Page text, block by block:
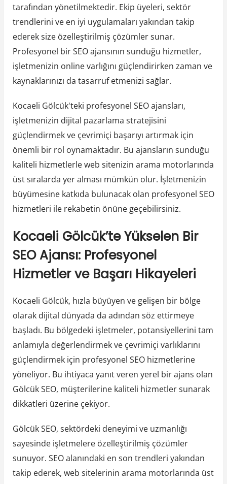
tarafından yönetilmektedir. Ekip üyeleri, sektör
trendlerini ve en iyi uygulamaları yakından takip
ederek size özelleştirilmiş çözümler sunar.
Profesyonel bir SEO ajansının sunduğu hizmetler,
işletmenizin online varlığını güçlendirirken zaman ve
kaynaklarınızı da tasarruf etmenizi sağlar.
Kocaeli Gölcük'teki profesyonel SEO ajansları,
işletmenizin dijital pazarlama stratejisini
güçlendirmek ve çevrimiçi başarıyı artırmak için
önemli bir rol oynamaktadır. Bu ajansların sunduğu
kaliteli hizmetlerle web sitenizin arama motorlarında
üst sıralarda yer alması mümkün olur. İşletmenizin
büyümesine katkıda bulunacak olan profesyonel SEO
hizmetleri ile rekabetin önüne geçebilirsiniz.
Kocaeli Gölcük’te Yükselen Bir
SEO Ajansı: Profesyonel
Hizmetler ve Başarı Hikayeleri
Kocaeli Gölcük, hızla büyüyen ve gelişen bir bölge
olarak dijital dünyada da adından söz ettirmeye
başladı. Bu bölgedeki işletmeler, potansiyellerini tam
anlamıyla değerlendirmek ve çevrimiçi varlıklarını
güçlendirmek için profesyonel SEO hizmetlerine
yöneliyor. Bu ihtiyaca yanıt veren yerel bir ajans olan
Gölcük SEO, müşterilerine kaliteli hizmetler sunarak
dikkatleri üzerine çekiyor.
Gölcük SEO, sektördeki deneyimi ve uzmanlığı
sayesinde işletmelere özelleştirilmiş çözümler
sunuyor. SEO alanındaki en son trendleri yakından
takip ederek, web sitelerinin arama motorlarında üst